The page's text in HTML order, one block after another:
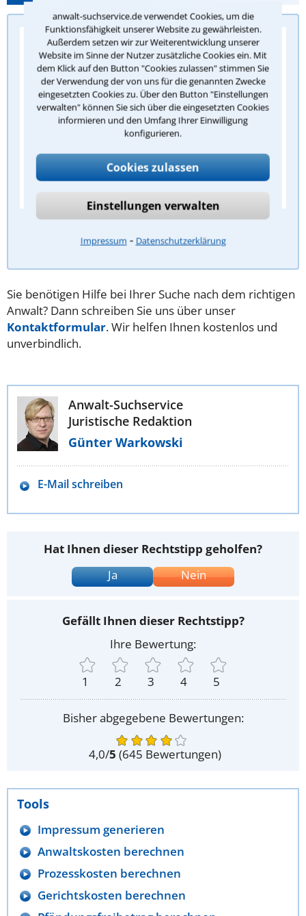
anwalt-suchservice.de verwendet Cookies, um die
Funktionsfähigkeit unserer Website zu gewährleisten.
Außerdem setzen wir zur Weiterentwicklung unserer
Website im Sinne der Nutzer zusätzliche Cookies ein. Mit
dem Klick auf den Button "Cookies zulassen" stimmen Sie
der Verwendung der von uns für die genannten Zwecke
eingesetzten Cookies zu. Über den Button "Einstellungen
verwalten" können Sie sich über die eingesetzten Cookies
informieren und den Umfang Ihrer Einwilligung
konfigurieren.
Cookies zulassen
Einstellungen verwalten
Impressum ⁃ Datenschutzerklärung
Frage 1/5: Ab wann gilt das
Kündigungsschutzgesetz in einem Betrieb?
Ab dem ersten Arbeitstag
Ab einer Betriebsgröße von mehr als 5
Arbeitnehmern
Arbeitnehmern
Antwort überprüfen
Sie benötigen Hilfe bei Ihrer Suche nach dem richtigen
Anwalt? Dann schreiben Sie uns über unser
Kontaktformular. Wir helfen Ihnen kostenlos und
unverbindlich.
Anwalt-Suchservice
Juristische Redaktion
Günter Warkowski
E-Mail schreiben
Hat Ihnen dieser Rechtstipp geholfen?
Ja
Nein
Gefällt Ihnen dieser Rechtstipp?
Ihre Bewertung:
1 2 3 4 5
Bisher abgegebene Bewertungen:
4,0/5 (645 Bewertungen)
Tools
Impressum generieren
Anwaltskosten berechnen
Prozesskosten berechnen
Gerichtskosten berechnen